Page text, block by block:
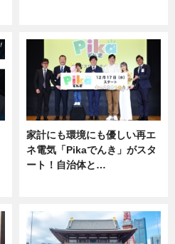
家計にも環境にも優しい再エ
ネ電気「Pikaでんき」がスタ
ート！自治体と…